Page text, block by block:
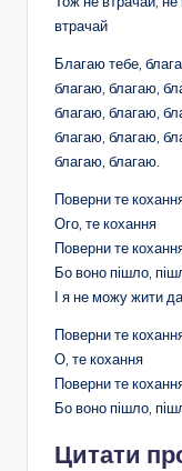
втрачай
Благаю тебе,
благаю, благаю,
благаю, благаю,
благаю, благаю,
благаю, благаю.
Поверни те
Ого, те кохання
Поверни те
Бо воно пішло,
І я не можу жити
Поверни те
О, те кохання
Поверни те
Бо воно пішло,
Цитати